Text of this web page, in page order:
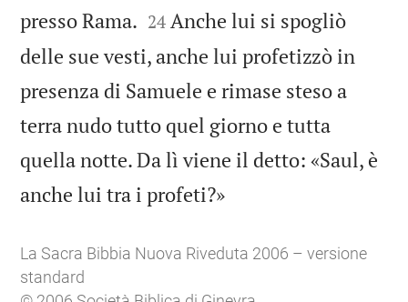
presso Rama. 

24 Anche lui si spogliò
delle sue vesti, anche lui profetizzò in
presenza di Samuele e rimase steso a
terra nudo tutto quel giorno e tutta
quella notte. Da lì viene il detto: «Saul, è
anche lui tra i profeti?»
La Sacra Bibbia Nuova Riveduta 2006 – versione
standard